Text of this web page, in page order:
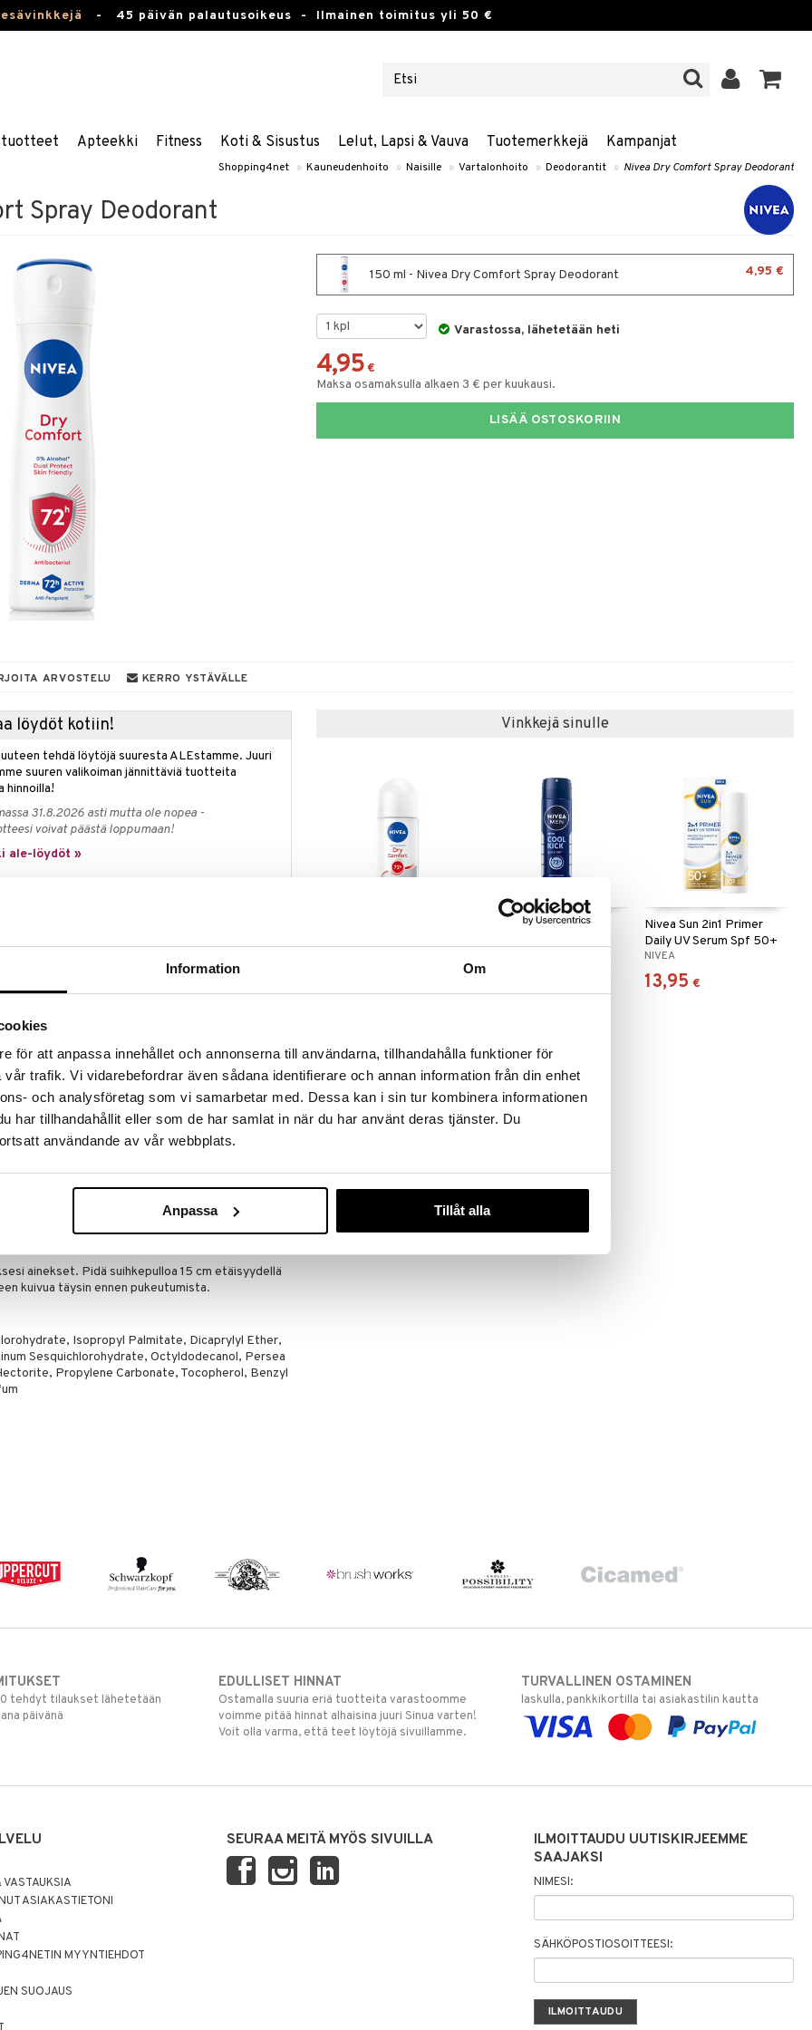
Information Om
för att anpassa innehållet och annonserna till användarna, tillhandahålla funktioner för
trafik. Vi vidarebefordrar även sådana identifierare och annan information från din enhet
och analysföretag som vi samarbetar med. Dessa kan i sin tur kombinera informationen
har tillhandahållit eller som de har samlat in när du har använt deras tjänster. Du
användande av vår webbplats.
Anpassa Tillåt alla
- 45 päivän palautusoikeus - Ilmainen toimitus yli 50 €
Apteekki Fitness Koti & Sisustus Lelut, Lapsi & Vauva Tuotemerkkejä Kampanjat
Shopping4net » Kauneudenhoito » Naisille » Vartalonhoito » Deodorantit » Nivea Dry Comfort Spray Deodorant
Spray Deodorant
150 ml - Nivea Dry Comfort Spray Deodorant 4,95 €
Varastossa, lähetetään heti
4,95 €
Maksa osamaksulla alkaen 3 € per kuukausi.
LISÄÄ OSTOSKORIIN
ARVOSTELU KERRO YSTÄVÄLLE
löydöt kotiin!
tehdä löytöjä suuresta ALEstamme. Juuri
suuren valikoiman jännittäviä tuotteita
hinnoilla!
31.8.2026 asti mutta ole nopea -
voivat päästä loppumaan!
ale-löydöt »
koostumus, jossa on 2 aktiivista antibakteerista
kuivana hieltä ja estävät pahan hajun. Sen
tarjoaa Derma 72h Active -suojan, mikä
toimii ihon kanssa tarjoten luotettavan ja vahvan
sen koostumus on hellävarainen iholle. Dry Comfort
-suojalla
joka hoitaa ihoa
ainetta
ainekset. Pidä suihkepulloa 15 cm etäisyydellä
kuivua täysin ennen pukeutumista.
Isopropyl Palmitate, Dicaprylyl Ether,
Sesquichlorohydrate, Octyldodecanol, Persea
Propylene Carbonate, Tocopherol, Benzyl
Vinkkejä sinulle
Nivea Men Cool Kick
Nivea Sun 2in1 Primer
Daily UV Serum Spf 50+
NIVEA
13,95 €
tehdyt tilaukset lähetetään
päivänä
EDULLISET HINNAT
Ostamalla suuria eriä tuotteita varastoomme
voimme pitää hinnat alhaisina juuri Sinua varten!
Voit olla varma, että teet löytöjä sivuillamme.
TURVALLINEN OSTAMINEN
laskulla, pankkikortilla tai asiakastilin kautta
ASIAKASTIETONI
MYYNTIEHDOT
SUOJAUS
SEURAA MEITÄ MYÖS SIVUILLA
ILMOITTAUDU UUTISKIRJEEMME
SAAJAKSI
NIMESI:
SÄHKÖPOSTIOSOITTEESI: